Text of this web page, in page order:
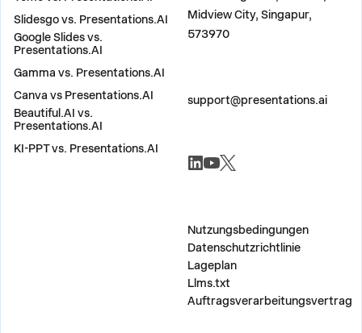
Slidesgo vs. Presentations.AI
Google Slides vs.
Presentations.AI
Gamma vs. Presentations.AI
Canva vs Presentations.AI
Beautiful.AI vs.
Presentations.AI
KI-PPT vs. Presentations.AI
Midview City, Singapur,
573970
support@presentations.ai
Nutzungsbedingungen
Datenschutzrichtlinie
Lageplan
Llms.txt
Auftragsverarbeitungsvertrag